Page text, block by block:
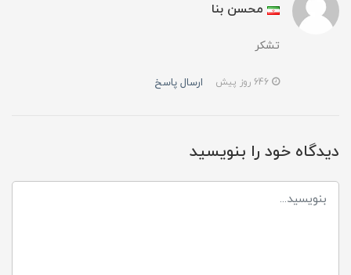
محسن بنا
تشکر
ارسال پاسخ
دیدگاه خود را بنویسید